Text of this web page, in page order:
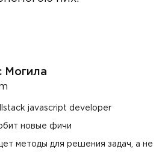
Могила
javascript developer
новые фичи
методы для решения задач, а не